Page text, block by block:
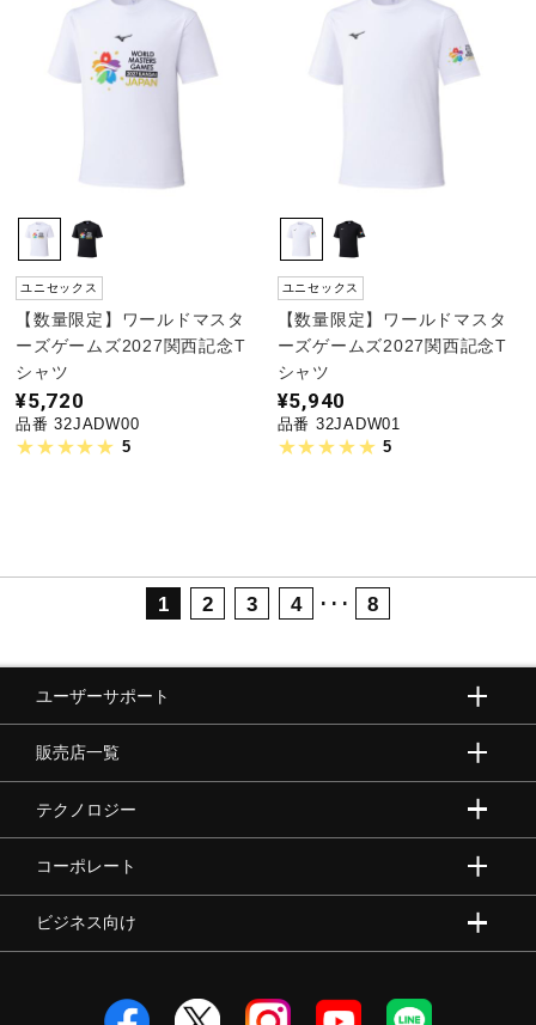
ユニセックス
【数量限定】ワールドマスタ
ーズゲームズ2027関西記念T
シャツ
¥5,720
品番 32JADW00
5
ユニセックス
【数量限定】ワールドマスタ
ーズゲームズ2027関西記念T
シャツ
¥5,940
品番 32JADW01
5
1 2 3 4 ･･･ 8
ユーザーサポート
販売店一覧
テクノロジー
コーポレート
ビジネス向け